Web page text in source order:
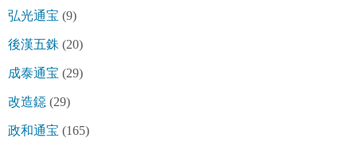
弘光通宝 (9)
後漢五銖 (20)
成泰通宝 (29)
改造鐚 (29)
政和通宝 (165)